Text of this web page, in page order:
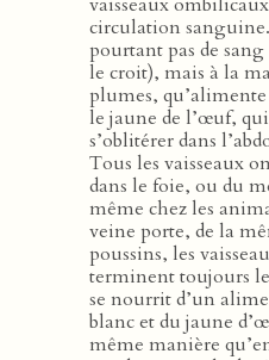
circulation
pourtant pas de
le croit), mais à la
plumes,
le jaune de l’œuf,
s’oblitérer dans
Tous les vaisseaux
dans le foie, ou du
même chez les
veine porte, de la
poussins, les
terminent toujours
se nourrit d’un
blanc et du jaune
même manière